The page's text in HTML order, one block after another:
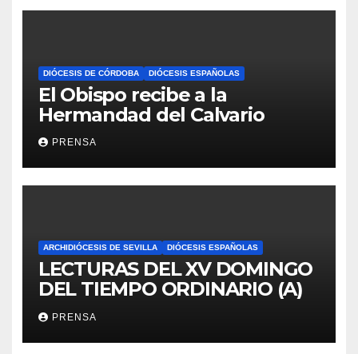
DIÓCESIS DE CÓRDOBA DIÓCESIS ESPAÑOLAS
El Obispo recibe a la
Hermandad del Calvario
PRENSA
ARCHIDIÓCESIS DE SEVILLA DIÓCESIS ESPAÑOLAS
LECTURAS DEL XV DOMINGO
DEL TIEMPO ORDINARIO (A)
PRENSA